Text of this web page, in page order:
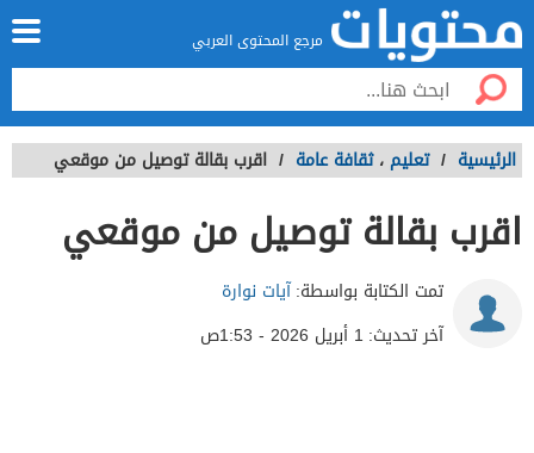
مرجع المحتوى العربي
الرئيسية / تعليم ، ثقافة عامة / اقرب بقالة توصيل من موقعي
اقرب بقالة توصيل من موقعي
تمت الكتابة بواسطة:آيات نوارة
آخر تحديث: 1 أبريل 2026 - 1:53ص